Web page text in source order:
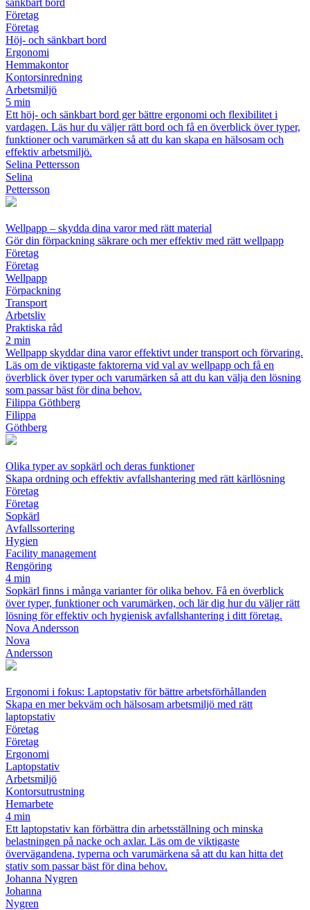
sänkbart bord
Företag
Företag
Höj- och sänkbart bord
Ergonomi
Hemmakontor
Kontorsinredning
Arbetsmiljö
5 min
Ett höj- och sänkbart bord ger bättre ergonomi och flexibilitet i
vardagen. Läs hur du väljer rätt bord och få en överblick över typer,
funktioner och varumärken så att du kan skapa en hälsosam och
effektiv arbetsmiljö.
Selina Pettersson
Selina
Pettersson
Wellpapp – skydda dina varor med rätt material
Gör din förpackning säkrare och mer effektiv med rätt wellpapp
Företag
Företag
Wellpapp
Förpackning
Transport
Arbetsliv
Praktiska råd
2 min
Wellpapp skyddar dina varor effektivt under transport och förvaring.
Läs om de viktigaste faktorerna vid val av wellpapp och få en
överblick över typer och varumärken så att du kan välja den lösning
som passar bäst för dina behov.
Filippa Göthberg
Filippa
Göthberg
Olika typer av sopkärl och deras funktioner
Skapa ordning och effektiv avfallshantering med rätt kärllösning
Företag
Företag
Sopkärl
Avfallssortering
Hygien
Facility management
Rengöring
4 min
Sopkärl finns i många varianter för olika behov. Få en överblick
över typer, funktioner och varumärken, och lär dig hur du väljer rätt
lösning för effektiv och hygienisk avfallshantering i ditt företag.
Nova Andersson
Nova
Andersson
Ergonomi i fokus: Laptopstativ för bättre arbetsförhållanden
Skapa en mer bekväm och hälsosam arbetsmiljö med rätt
laptopstativ
Företag
Företag
Ergonomi
Laptopstativ
Arbetsmiljö
Kontorsutrustning
Hemarbete
4 min
Ett laptopstativ kan förbättra din arbetsställning och minska
belastningen på nacke och axlar. Läs om de viktigaste
övervägandena, typerna och varumärkena så att du kan hitta det
stativ som passar bäst för dina behov.
Johanna Nygren
Johanna
Nygren